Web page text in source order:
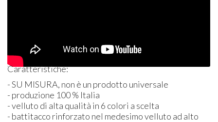
Caratteristiche:
- SU MISURA, non è un prodotto universale
- produzione 100 % Italia
- velluto di alta qualità in 6 colori a scelta
- battitacco rinforzato nel medesimo velluto ad alto